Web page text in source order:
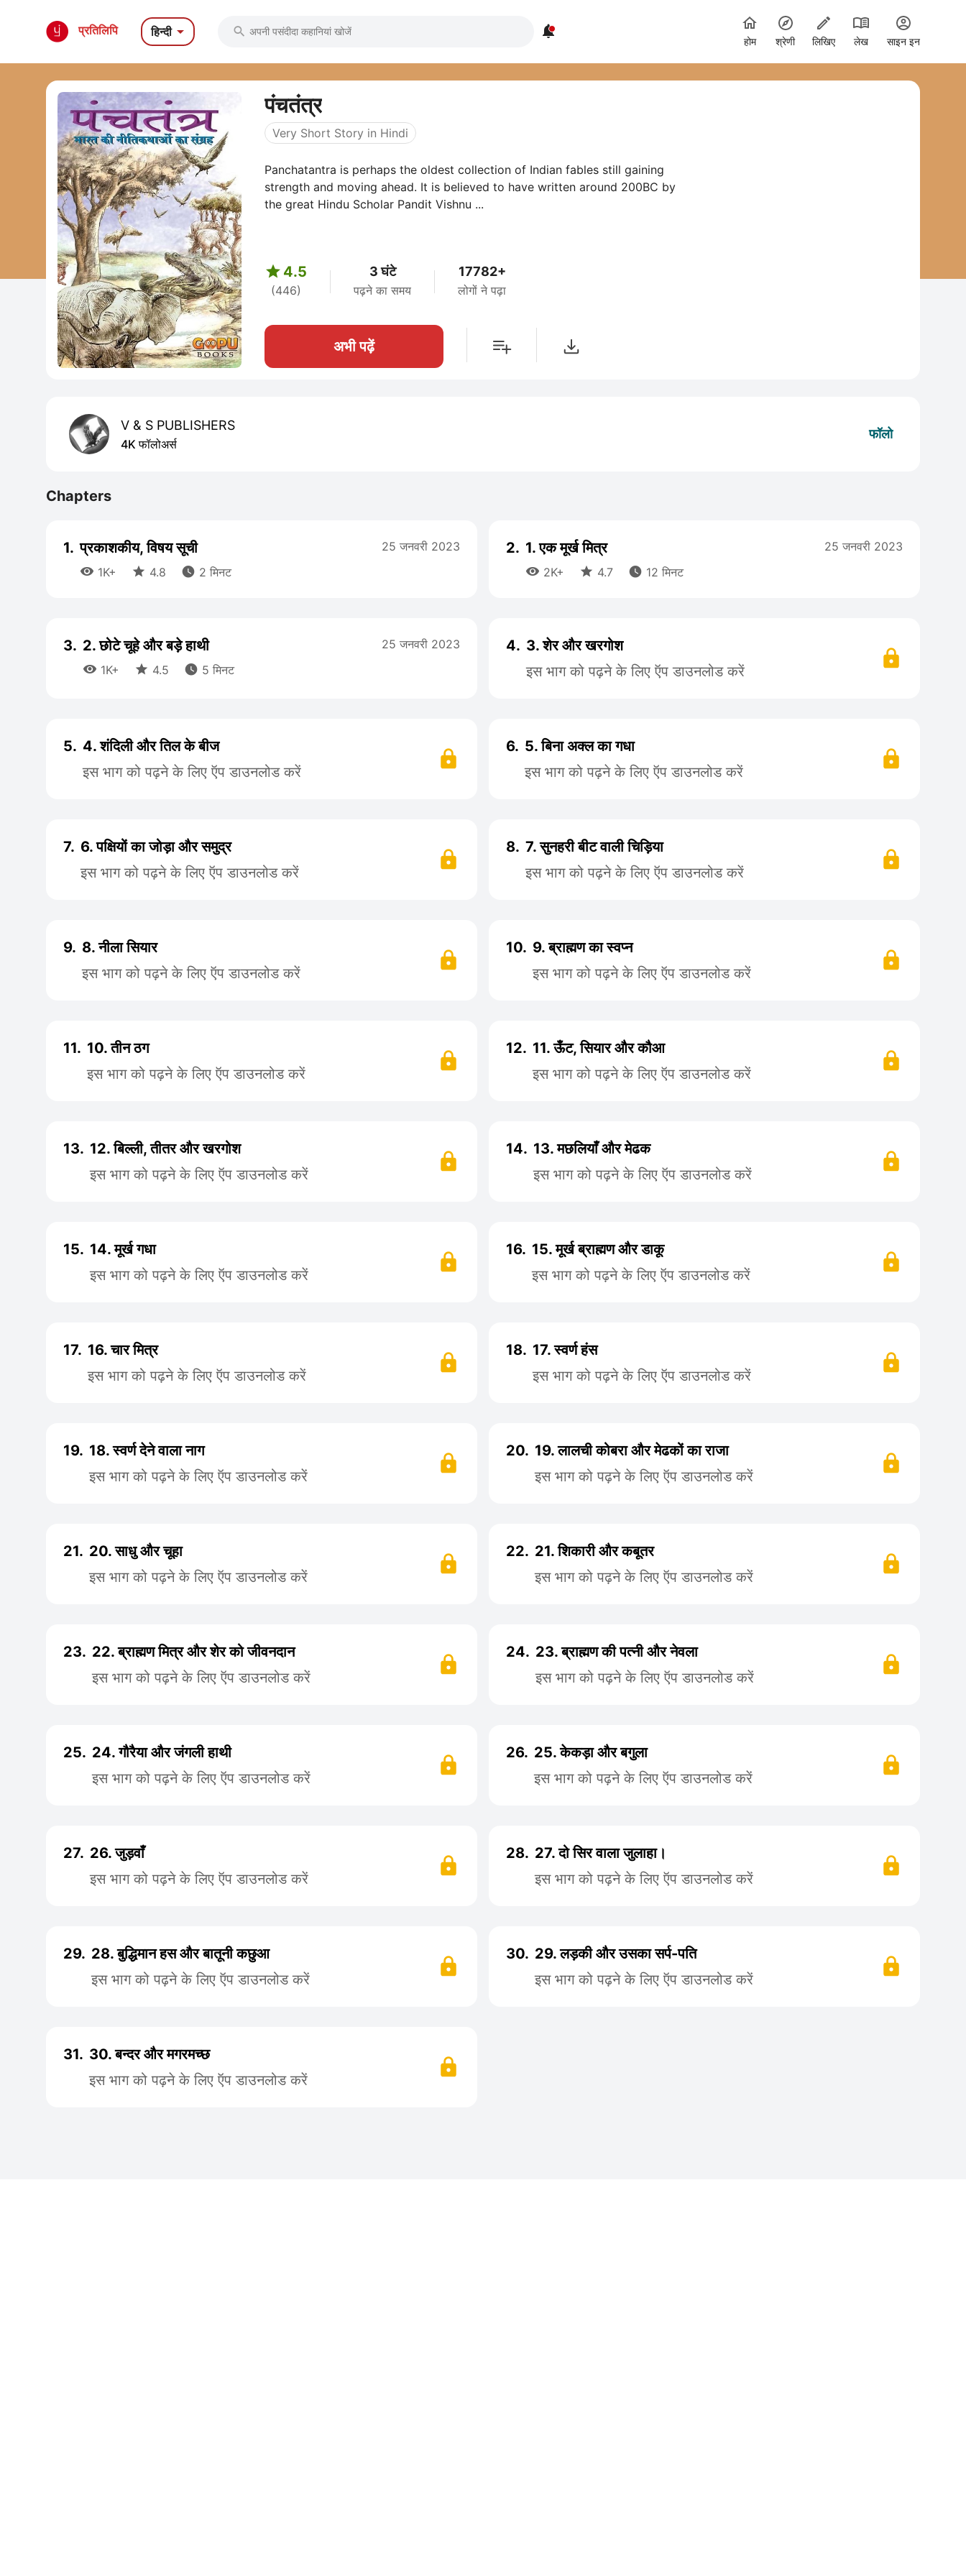
प्रतिलिपि हिन्दी  
होम श्रेणी लिखिए लेख साइन इन
पंचतंत्र
Very Short Story in Hindi
Panchatantra is perhaps the oldest collection of Indian fables still gaining
strength and moving ahead. It is believed to have written around 200BC by
the great Hindu Scholar Pandit Vishnu ...
 4.5
(446)
3 घंटे
पढ़ने का समय
17782+
लोगों ने पढ़ा
अभी पढ़ें
V & S PUBLISHERS
4K फॉलोअर्स
फॉलो
Chapters
1. प्रकाशकीय, विषय सूची
 1K+  4.8  2 मिनट
25 जनवरी 2023 2. 1. एक मूर्ख मित्र
 2K+  4.7  12 मिनट
25 जनवरी 2023
3. 2. छोटे चूहे और बड़े हाथी
 1K+  4.5  5 मिनट
25 जनवरी 2023 4. 3. शेर और खरगोश
इस भाग को पढ़ने के लिए ऍप डाउनलोड करें
5. 4. शंदिली और तिल के बीज
इस भाग को पढ़ने के लिए ऍप डाउनलोड करें
6. 5. बिना अक्ल का गधा
इस भाग को पढ़ने के लिए ऍप डाउनलोड करें
7. 6. पक्षियों का जोड़ा और समुद्र
इस भाग को पढ़ने के लिए ऍप डाउनलोड करें
8. 7. सुनहरी बीट वाली चिड़िया
इस भाग को पढ़ने के लिए ऍप डाउनलोड करें
9. 8. नीला सियार
इस भाग को पढ़ने के लिए ऍप डाउनलोड करें
10. 9. ब्राह्मण का स्वप्न
इस भाग को पढ़ने के लिए ऍप डाउनलोड करें
11. 10. तीन ठग
इस भाग को पढ़ने के लिए ऍप डाउनलोड करें
12. 11. ऊँट, सियार और कौआ
इस भाग को पढ़ने के लिए ऍप डाउनलोड करें
13. 12. बिल्ली, तीतर और खरगोश
इस भाग को पढ़ने के लिए ऍप डाउनलोड करें
14. 13. मछलियाँ और मेढक
इस भाग को पढ़ने के लिए ऍप डाउनलोड करें
15. 14. मूर्ख गधा
इस भाग को पढ़ने के लिए ऍप डाउनलोड करें
16. 15. मूर्ख ब्राह्मण और डाकू
इस भाग को पढ़ने के लिए ऍप डाउनलोड करें
17. 16. चार मित्र
इस भाग को पढ़ने के लिए ऍप डाउनलोड करें
18. 17. स्वर्ण हंस
इस भाग को पढ़ने के लिए ऍप डाउनलोड करें
19. 18. स्वर्ण देने वाला नाग
इस भाग को पढ़ने के लिए ऍप डाउनलोड करें
20. 19. लालची कोबरा और मेढकों का राजा
इस भाग को पढ़ने के लिए ऍप डाउनलोड करें
21. 20. साधु और चूहा
इस भाग को पढ़ने के लिए ऍप डाउनलोड करें
22. 21. शिकारी और कबूतर
इस भाग को पढ़ने के लिए ऍप डाउनलोड करें
23. 22. ब्राह्मण मित्र और शेर को जीवनदान
इस भाग को पढ़ने के लिए ऍप डाउनलोड करें
24. 23. ब्राह्मण की पत्नी और नेवला
इस भाग को पढ़ने के लिए ऍप डाउनलोड करें
25. 24. गौरैया और जंगली हाथी
इस भाग को पढ़ने के लिए ऍप डाउनलोड करें
26. 25. केकड़ा और बगुला
इस भाग को पढ़ने के लिए ऍप डाउनलोड करें
27. 26. जुड़वाँ
इस भाग को पढ़ने के लिए ऍप डाउनलोड करें
28. 27. दो सिर वाला जुलाहा।
इस भाग को पढ़ने के लिए ऍप डाउनलोड करें
29. 28. बुद्धिमान हस और बातूनी कछुआ
इस भाग को पढ़ने के लिए ऍप डाउनलोड करें
30. 29. लड़की और उसका सर्प-पति
इस भाग को पढ़ने के लिए ऍप डाउनलोड करें
31. 30. बन्दर और मगरमच्छ
इस भाग को पढ़ने के लिए ऍप डाउनलोड करें